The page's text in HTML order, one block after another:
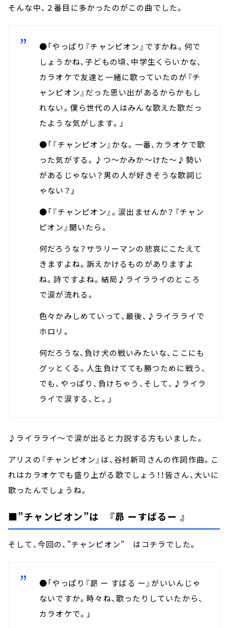
そんな中、２番目に多かったのがこの曲でした。
●「やっぱり『チャンピオン』ですかね。何で
しょうかね、子どもの頃、中学生くらいかな、
カラオケで友達と一緒に歌っていたのが『チ
ャンピオン』だった思い出があるからかもし
れない。僕ら世代の人はみんな歌えた歌だっ
たような気がします。」
●「『チャンピオン』かな。一番、カラオケで歌
った気がする。♪つ～かみか～けた～♪勢い
があるじゃない？男の人が好きそうな歌詞じ
ゃない？」
●「『チャンピオン』。涙出ませんか？『チャン
ピオン』聞いたら。
何だろうな？サラリーマンの悲哀にこたえて
きますよね。訴えかけるものがありますよ
ね。詩ですよね。結局♪ライラライのところ
で涙が流れる。
色々かみしめていって、最後、♪ライラライで
ホロリ。
何だろうな、負け犬の戦いみたいな、ここにも
グッとくる。人生負けてても勝つために戦う、
でも、やっぱり、負けちゃう、そして、♪ライラ
ライで涙する、と。」
♪ライラライ～で涙が出ると力説する方もいました。
アリスの『チャンピオン』は、谷村新司さんの作詞作曲。こ
れはカラオケでも盛り上がる歌でしょう！！皆さん、大いに
歌ったんでしょうね。
■”チャンピオン”は 『昴 ーすばるー 』
そして、今回の、”チャンピオン” はコチラでした。
●「やっぱり『昴 ー すばる ー』がいいんじゃ
ないですか。時々ね、歌ったりしていたから、
カラオケで。」